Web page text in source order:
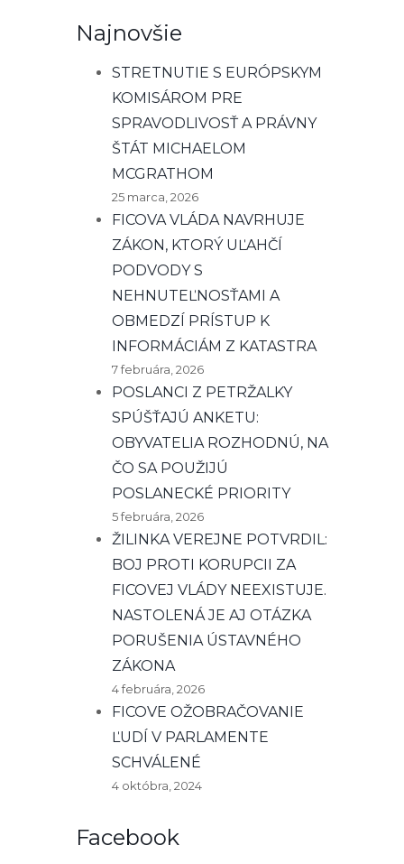
Najnovšie
STRETNUTIE S EURÓPSKYM
KOMISÁROM PRE
SPRAVODLIVOSŤ A PRÁVNY
ŠTÁT MICHAELOM
MCGRATHOM
25 marca, 2026
FICOVA VLÁDA NAVRHUJE
ZÁKON, KTORÝ UĽAHČÍ
PODVODY S
NEHNUTEĽNOSŤAMI A
OBMEDZÍ PRÍSTUP K
INFORMÁCIÁM Z KATASTRA
7 februára, 2026
POSLANCI Z PETRŽALKY
SPÚŠŤAJÚ ANKETU:
OBYVATELIA ROZHODNÚ, NA
ČO SA POUŽIJÚ
POSLANECKÉ PRIORITY
5 februára, 2026
ŽILINKA VEREJNE POTVRDIL:
BOJ PROTI KORUPCII ZA
FICOVEJ VLÁDY NEEXISTUJE.
NASTOLENÁ JE AJ OTÁZKA
PORUŠENIA ÚSTAVNÉHO
ZÁKONA
4 februára, 2026
FICOVE OŽOBRAČOVANIE
ĽUDÍ V PARLAMENTE
SCHVÁLENÉ
4 októbra, 2024
Facebook